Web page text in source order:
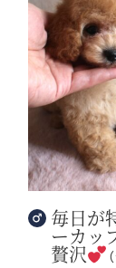
毎日が
ーカッ
贅沢